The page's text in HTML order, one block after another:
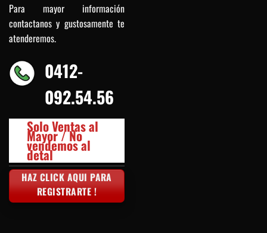
Para mayor información
contactanos y gustosamente te
atenderemos.
0412-
092.54.56
Solo Ventas al
Mayor / No
vendemos al
detal
HAZ CLICK AQUI PARA
REGISTRARTE !